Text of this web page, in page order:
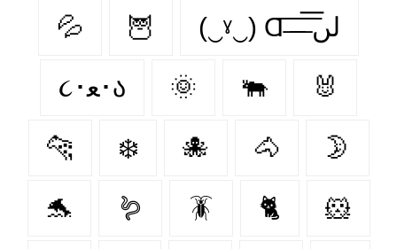
💦 🦉 (‿ˠ‿) Ɑ͞ ̶͞ ̶͞ ̶͞ لں͞
૮･ﻌ･ა 🌞 🐃 🐰
🐆 ❄️ 🐙 🐴 🌛
🐬 🪱 🪳 🐈 🐹